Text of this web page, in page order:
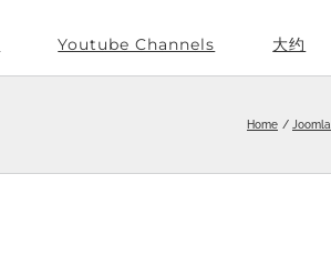
Youtube Channels 大约
Home Joomla